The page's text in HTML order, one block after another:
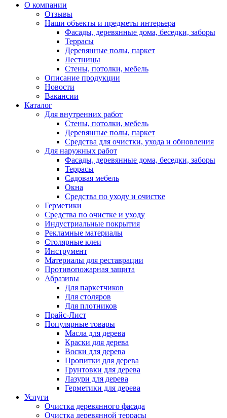
О компании
Отзывы
Наши объекты и предметы интерьера
Фасады, деревянные дома, беседки, заборы
Террасы
Деревянные полы, паркет
Лестницы
Стены, потолки, мебель
Описание продукции
Новости
Вакансии
Каталог
Для внутренних работ
Стены, потолки, мебель
Деревянные полы, паркет
Средства для очистки, ухода и обновления
Для наружных работ
Фасады, деревянные дома, беседки, заборы
Террасы
Садовая мебель
Окна
Средства по уходу и очистке
Герметики
Средства по очистке и уходу
Индустриальные покрытия
Рекламные материалы
Столярные клеи
Инструмент
Материалы для реставрации
Противопожарная защита
Абразивы
Для паркетчиков
Для столяров
Для плотников
Прайс-Лист
Популярные товары
Масла для дерева
Краски для дерева
Воски для дерева
Пропитки для дерева
Грунтовки для дерева
Лазури для дерева
Герметики для дерева
Услуги
Очистка деревянного фасада
Очистка деревянной террасы